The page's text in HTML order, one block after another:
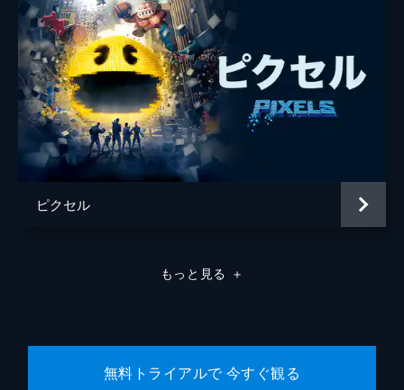
ピクセル
もっと見る ＋
無料トライアルで 今すぐ観る